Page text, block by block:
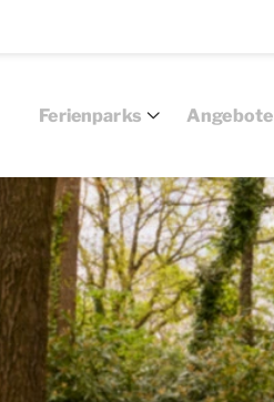
Ferienparks Angebote